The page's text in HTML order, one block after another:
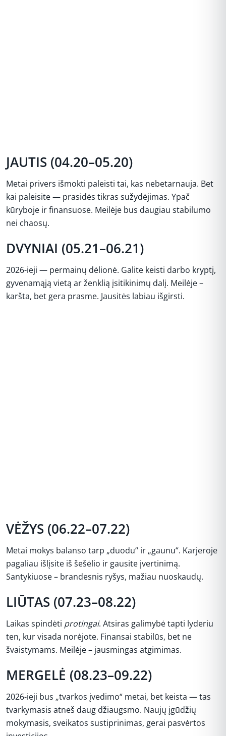
JAUTIS (04.20–05.20)
Metai privers išmokti paleisti tai, kas nebetarnauja. Bet
kai paleisite — prasidės tikras sužydėjimas. Ypač
kūryboje ir finansuose. Meilėje bus daugiau stabilumo
nei chaosų.
DVYNIAI (05.21–06.21)
2026-ieji — permainų dėlionė. Galite keisti darbo kryptį,
gyvenamąją vietą ar ženklią įsitikinimų dalį. Meilėje –
karšta, bet gera prasme. Jausitės labiau išgirsti.
VĖŽYS (06.22–07.22)
Metai mokys balanso tarp „duodu“ ir „gaunu“. Karjeroje
pagaliau išlįsite iš šešėlio ir gausite įvertinimą.
Santykiuose – brandesnis ryšys, mažiau nuoskaudų.
LIŪTAS (07.23–08.22)
Laikas spindėti protingai. Atsiras galimybė tapti lyderiu
ten, kur visada norėjote. Finansai stabilūs, bet ne
švaistymams. Meilėje – jausmingas atgimimas.
MERGELĖ (08.23–09.22)
2026-ieji bus „tvarkos įvedimo“ metai, bet keista — tas
tvarkymasis atneš daug džiaugsmo. Naujų įgūdžių
mokymasis, sveikatos sustiprinimas, gerai pasvėrtos